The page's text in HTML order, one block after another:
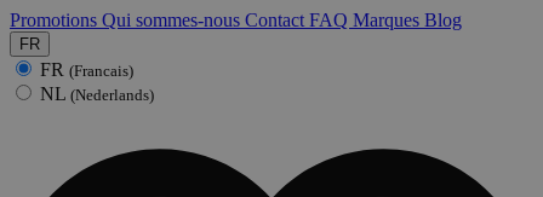
Promotions Qui sommes-nous Contact FAQ Marques Blog
FR
FR (Francais)
NL (Nederlands)